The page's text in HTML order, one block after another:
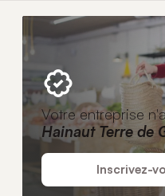
Votre entreprise
Hainaut Terre de
Inscrivez-